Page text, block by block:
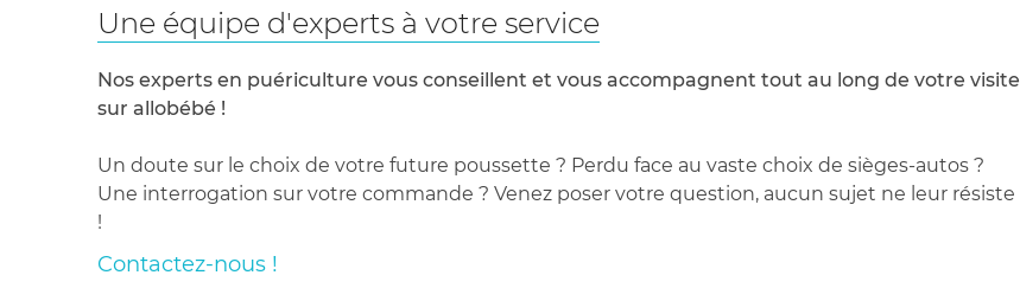
Une équipe d'experts à votre service
Nos experts en puériculture vous conseillent et vous accompagnent tout au long de votre visite
sur allobébé !
Un doute sur le choix de votre future poussette ? Perdu face au vaste choix de sièges-autos ?
Une interrogation sur votre commande ? Venez poser votre question, aucun sujet ne leur résiste
!
Contactez-nous !